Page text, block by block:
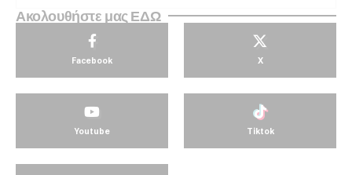
Ακολουθήστε μας ΕΔΩ
Facebook X
Youtube Tiktok